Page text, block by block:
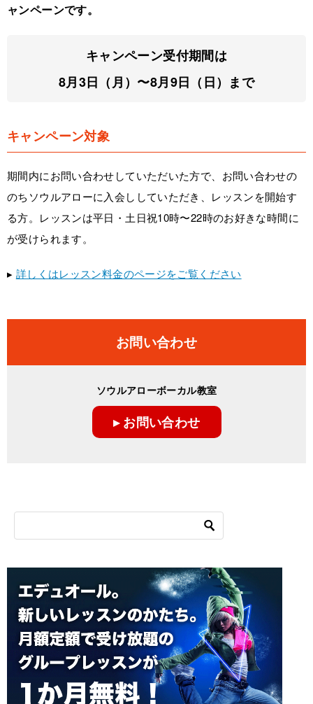
ャンペーンです。
キャンペーン受付期間は
8月3日（月）〜8月9日（日）まで
キャンペーン対象
期間内にお問い合わせしていただいた方で、お問い合わせの
のちソウルアローに入会ししていただき、レッスンを開始す
る方。レッスンは平日・土日祝10時〜22時のお好きな時間に
が受けられます。
▸ 詳しくはレッスン料金のページをご覧ください
お問い合わせ
ソウルアローボーカル教室
▸ お問い合わせ